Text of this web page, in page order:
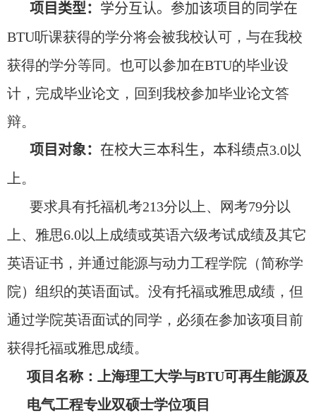
项目类型： 学分互认。参加该项目的同学在
BTU听课获得的学分将会被我校认可，与在我校
获得的学分等同。也可以参加在BTU的毕业设
计，完成毕业论文，回到我校参加毕业论文答
辩。
项目对象： 在校大三本科生，本科绩点3.0以
上。
要求具有托福机考213分以上、网考79分以
上、雅思6.0以上成绩或英语六级考试成绩及其它
英语证书，并通过能源与动力工程学院（简称学
院）组织的英语面试。没有托福或雅思成绩，但
通过学院英语面试的同学，必须在参加该项目前
获得托福或雅思成绩。
项目名称：上海理工大学与BTU可再生能源及
电气工程专业双硕士学位项目